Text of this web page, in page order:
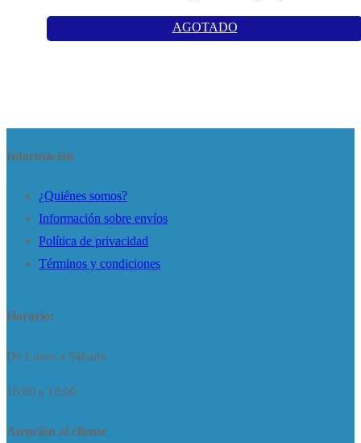
AGOTADO
Información
¿Quiénes somos?
Información sobre envíos
Política de privacidad
Términos y condiciones
Horario:
De Lunes a Sábado
10:00 a 18:00
Atención al cliente